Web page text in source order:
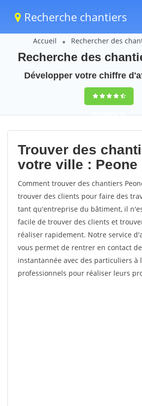
Recherche chantiers
Accueil Rechercher des
Recherche des
Développer votre chiffre
9,5(100%)36
votes
Trouver des
votre ville : Peone
Comment trouver des chantiers
trouver des clients pour faire des
tant qu'entreprise du bâtiment, il
facile de trouver des clients et
réaliser rapidement. Notre service
vous permet de rentrer en contact
instantannée avec des particuliers à
professionnels pour réaliser leurs